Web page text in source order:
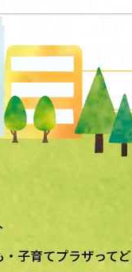
一覧に戻る
・子育てプラザって